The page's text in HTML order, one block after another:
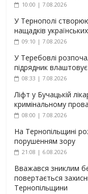
10:00 | 7.08.2026
У Тернополі
нащадків
09:10 | 7.08.2026
У Теребовлі
підрядник
08:33 | 7.08.2026
Ліфт у Бучацькій
кримінальному
08:00 | 7.08.2026
На Тернопільщині
порушенням зору
21:08 | 6.08.2026
Вважався зниклим
повертається
Тернопільщини